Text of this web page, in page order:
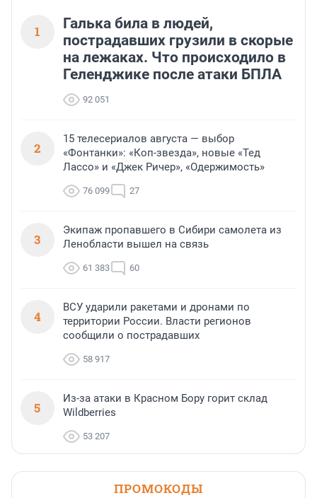
1
Галька била в людей,
пострадавших грузили в скорые
на лежаках. Что происходило в
Геленджике после атаки БПЛА
92 051
2
15 телесериалов августа — выбор
«Фонтанки»: «Коп-звезда», новые «Тед
Лассо» и «Джек Ричер», «Одержимость»
76 099 27
3
Экипаж пропавшего в Сибири самолета из
Ленобласти вышел на связь
61 383 60
4
ВСУ ударили ракетами и дронами по
территории России. Власти регионов
сообщили о пострадавших
58 917
5
Из-за атаки в Красном Бору горит склад
Wildberries
53 207
ПРОМОКОДЫ